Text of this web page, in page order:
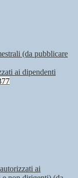
(da pubblicare
ai dipendenti
ai